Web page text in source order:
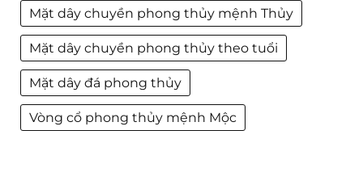
Mặt dây chuyền phong thủy mệnh Thủy
Mặt dây chuyền phong thủy theo tuổi
Mặt dây đá phong thủy
Vòng cổ phong thủy mệnh Mộc